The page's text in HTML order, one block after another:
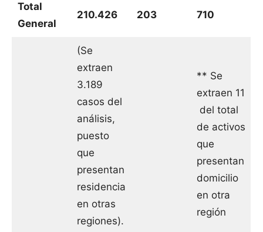
Total
General
210.426 203 710
(Se
extraen
3.189
casos del
análisis,
puesto
que
presentan
residencia
en otras
regiones).
** Se
extraen 11
del total
de activos
que
presentan
domicilio
en otra
región